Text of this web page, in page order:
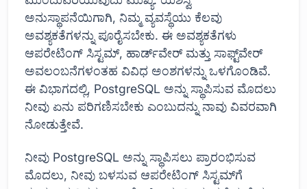
ಅನುಸ್ಥಾಪನೆಯಿಗಾಗಿ, ನಿಮ್ಮ ವ್ಯವಸ್ಥೆಯು ಕೆಲವು
ಅವಶ್ಯಕತೆಗಳನ್ನು ಪೂರೈಸಬೇಕು. ಈ ಅವಶ್ಯಕತೆಗಳು
ಆಪರೇಟಿಂಗ್ ಸಿಸ್ಟಮ್, ಹಾರ್ಡ್‌ವೇರ್ ಮತ್ತು ಸಾಫ್ಟ್‌ವೇರ್
ಅವಲಂಬನೆಗಳಂತಹ ವಿವಿಧ ಅಂಶಗಳನ್ನು ಒಳಗೊಂಡಿವೆ.
ಈ ವಿಭಾಗದಲ್ಲಿ, PostgreSQL ಅನ್ನು ಸ್ಥಾಪಿಸುವ ಮೊದಲು
ನೀವು ಏನು ಪರಿಗಣಿಸಬೇಕು ಎಂಬುದನ್ನು ನಾವು ವಿವರವಾಗಿ
ನೋಡುತ್ತೇವೆ.
ನೀವು PostgreSQL ಅನ್ನು ಸ್ಥಾಪಿಸಲು ಪ್ರಾರಂಭಿಸುವ
ಮೊದಲು, ನೀವು ಬಳಸುವ ಆಪರೇಟಿಂಗ್ ಸಿಸ್ಟಮ್‌ಗೆ